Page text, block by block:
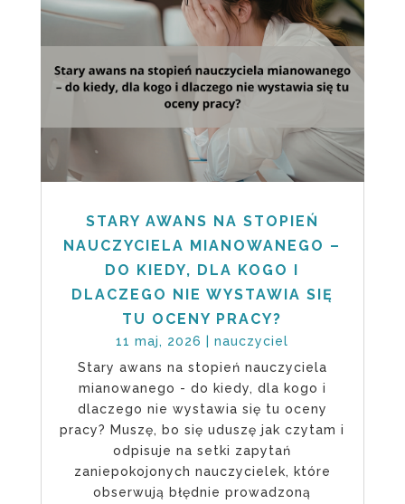
STARY AWANS NA STOPIEŃ
NAUCZYCIELA MIANOWANEGO –
DO KIEDY, DLA KOGO I
DLACZEGO NIE WYSTAWIA SIĘ
TU OCENY PRACY?
11 maj, 2026 |nauczyciel
Stary awans na stopień nauczyciela
mianowanego - do kiedy, dla kogo i
dlaczego nie wystawia się tu oceny
pracy? Muszę, bo się uduszę jak czytam i
odpisuje na setki zapytań
zaniepokojonych nauczycielek, które
obserwują błędnie prowadzoną